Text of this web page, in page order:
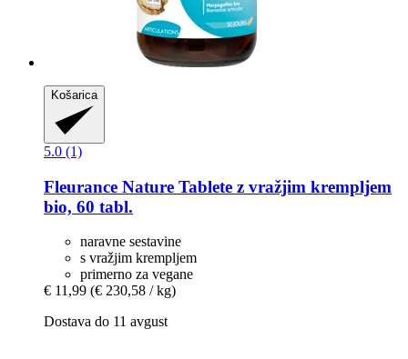
Košarica
5.0 (1)
Fleurance Nature Tablete z vražjim krempljem
bio, 60 tabl.
naravne sestavine
s vražjim krempljem
primerno za vegane
€ 11,99 (€ 230,58 / kg)
Dostava do 11 avgust